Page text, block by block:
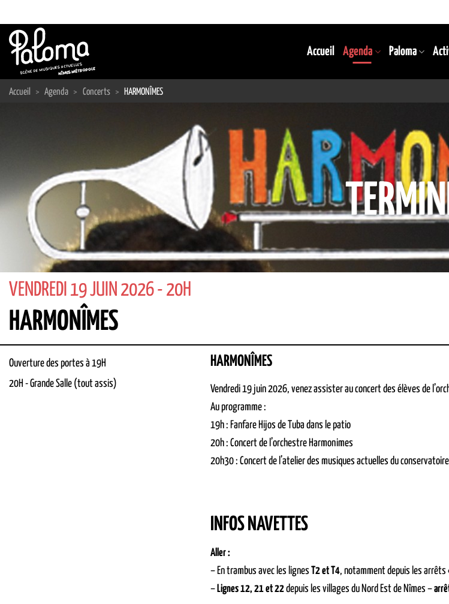
au
contenu
Accueil Agenda Paloma
Accueil > Agenda > Concerts > HARMONÎMES
VENDREDI 19 JUIN 2026 - 20H
HARMONÎMES
Ouverture des portes à 19H
20H -Grande Salle (tout assis)
HARMONÎMES
Vendredi 19 juin 2026, venez assister au concert des élèves de
Au programme :
19h : Fanfare Hijos de Tuba dans le patio
20h : Concert de l’orchestre Harmonimes
20h30 : Concert de l’atelier des musiques actuelles du conservatoire
INFOS NAVETTES
Aller :
– En trambus avec les lignes
T2 et T4, notamment depuis les arrêts
– Lignes 12, 21 et 22depuis les villages du Nord Est de Nîmes –